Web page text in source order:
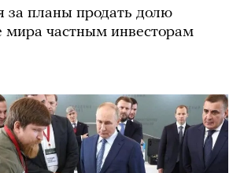
за планы продать долю
мира частным инвесторам